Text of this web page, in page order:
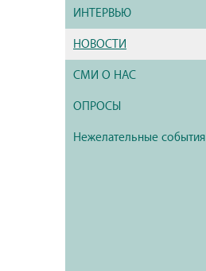
ИНТЕРВЬЮ
НОВОСТИ
СМИ О НАС
ОПРОСЫ
Нежелательные события